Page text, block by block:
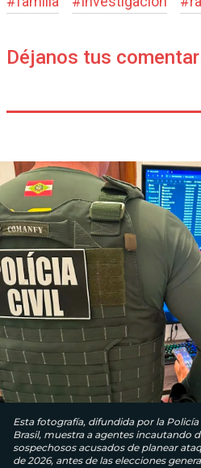
Déjanos tus
Esta fotografía, difundida por la
Brasil, muestra a agentes incautando
sospechosos acusados ​​de planear
de 2026, antes de las elecciones